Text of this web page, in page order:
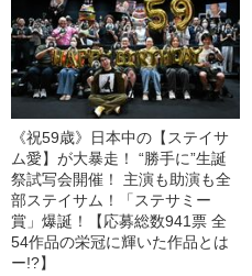
《祝59歳》日本中の【ステイサ
ム愛】が大暴走！ “勝手に”生誕
祭試写会開催！ 主演も助演も全
部ステイサム！「ステサミー
賞」爆誕！【応募総数941票 全
54作品の栄冠に輝いた作品とは
ー!?】